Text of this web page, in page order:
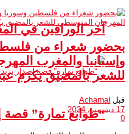
آخر الوراقين في
“طوابع تمارة” قصة
بحضور شعراء من
وإسبانيا والمغرب
للشعر بالمضيق يكرم
قبل
Achamal
17 ديسمبر، 2024
0